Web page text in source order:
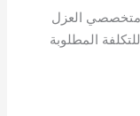
العزل
المطلوبة